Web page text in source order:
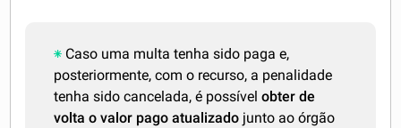
Caso uma multa tenha sido paga e,
posteriormente, com o recurso, a penalidade
tenha sido cancelada, é possívelobter de
volta o valor pago atualizado junto ao órgão